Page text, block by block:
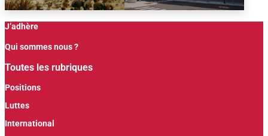
J’adhère
Qui sommes nous ?
Toutes les rubriques
Positions
Luttes
International